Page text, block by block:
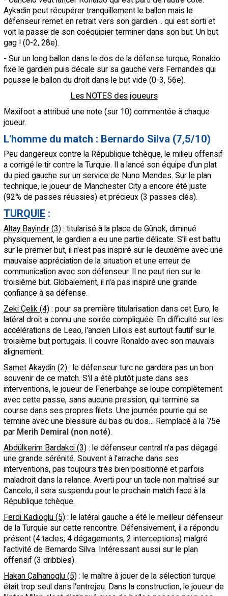
Aykadin peut récupérer tranquillement le ballon mais le
défenseur remet en retrait vers son gardien… qui est sorti et
voit la passe de son coéquipier terminer dans son but. Un but
gag ! (0-2, 28e).
- Sur un long ballon dans le dos de la défense turque, Ronaldo
fixe le gardien puis décale sur sa gauche vers Fernandes qui
pousse le ballon du droit dans le but vide (0-3, 56e).
Les NOTES des joueurs
Maxifoot a attribué une note (sur 10) commentée à chaque
joueur.
L'homme du match : Bernardo Silva (7,5/10)
Peu dangereux contre la République tchèque, le milieu offensif
a corrigé le tir contre la Turquie. Il a lancé son équipe d'un plat
du pied gauche sur un service de Nuno Mendes. Sur le plan
technique, le joueur de Manchester City a encore été juste
(92% de passes réussies) et précieux (3 passes clés).
TURQUIE :
Altay Bayindir (3) : titularisé à la place de Günok, diminué
physiquement, le gardien a eu une partie délicate. S'il est battu
sur le premier but, il n'est pas inspiré sur le deuxième avec une
mauvaise appréciation de la situation et une erreur de
communication avec son défenseur. Il ne peut rien sur le
troisième but. Globalement, il n'a pas inspiré une grande
confiance à sa défense.
Zeki Çelik (4) : pour sa première titularisation dans cet Euro, le
latéral droit a connu une soirée compliquée. En difficulté sur les
accélérations de Leao, l'ancien Lillois est surtout fautif sur le
troisième but portugais. Il couvre Ronaldo avec son mauvais
alignement.
Samet Akaydin (2) : le défenseur turc ne gardera pas un bon
souvenir de ce match. S'il a été plutôt juste dans ses
interventions, le joueur de Fenerbahçe se loupe complètement
avec cette passe, sans aucune pression, qui termine sa
course dans ses propres filets. Une journée pourrie qui se
termine avec une blessure au bas du dos… Remplacé à la 75e
par Merih Demiral (non noté).
Abdülkerim Bardakci (3) : le défenseur central n'a pas dégagé
une grande sérénité. Souvent à l'arrache dans ses
interventions, pas toujours très bien positionné et parfois
maladroit dans la relance. Averti pour un tacle non maîtrisé sur
Cancelo, il sera suspendu pour le prochain match face à la
République tchèque.
Ferdi Kadioglu (5) : le latéral gauche a été le meilleur défenseur
de la Turquie sur cette rencontre. Défensivement, il a répondu
présent (4 tacles, 4 dégagements, 2 interceptions) malgré
l'activité de Bernardo Silva. Intéressant aussi sur le plan
offensif (3 dribbles).
Hakan Çalhanoglu (5) : le maître à jouer de la sélection turque
était trop seul dans l'entrejeu. Dans la construction, le joueur de